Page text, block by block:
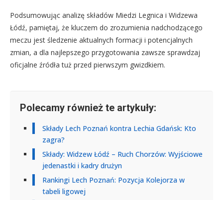
Podsumowując analizę składów Miedzi Legnica i Widzewa
Łódź, pamiętaj, że kluczem do zrozumienia nadchodzącego
meczu jest śledzenie aktualnych formacji i potencjalnych
zmian, a dla najlepszego przygotowania zawsze sprawdzaj
oficjalne źródła tuż przed pierwszym gwizdkiem.
Polecamy również te artykuły:
Składy Lech Poznań kontra Lechia Gdańsk: Kto
zagra?
Składy: Widzew Łódź – Ruch Chorzów: Wyjściowe
jedenastki i kadry drużyn
Rankingi Lech Poznań: Pozycja Kolejorza w
tabeli ligowej